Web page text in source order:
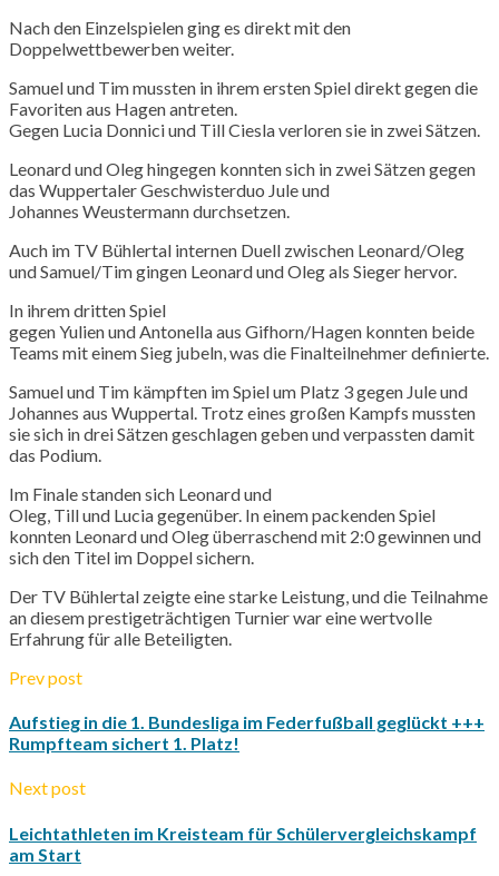
Nach den Einzelspielen ging es direkt mit den
Doppelwettbewerben weiter.
Samuel und Tim mussten in ihrem ersten Spiel direkt gegen die
Favoriten aus Hagen antreten.
Gegen Lucia Donniciund TillCieslaverloren sie in zwei Sätzen.
Leonard und Oleg hingegen konnten sich in zwei Sätzen gegen
das WuppertalerGeschwisterduo Juleund
Johannes Weustermanndurchsetzen.
Auch im TV Bühlertal internen Duell zwischen Leonard/Oleg
und Samuel/Tim gingen Leonard und Oleg als Sieger hervor.
In ihrem dritten Spiel
gegenYulienundAntonellaaus Gifhorn/Hagen konnten beide
Teams mit einem Sieg jubeln, was die Finalteilnehmer definierte.
Samuel und Tim kämpften im Spiel um Platz 3 gegen Juleund
Johannes aus Wuppertal. Trotz eines großen Kampfs mussten
sie sich in drei Sätzen geschlagen geben und verpassten damit
das Podium.
Im Finale standen sich Leonard und
Oleg, Tillund Luciagegenüber. In einem packenden Spiel
konnten Leonard und Oleg überraschend mit 2:0 gewinnen und
sich den Titel im Doppel sichern.
Der TV Bühlertal zeigte eine starke Leistung, und die Teilnahme
an diesem prestigeträchtigen Turnier war eine wertvolle
Erfahrung für alle Beteiligten.
Prev post
Aufstieg in die 1. Bundesliga im Federfußball geglückt +++
Rumpfteam sichert 1. Platz!
Next post
Leichtathleten im Kreisteam für Schülervergleichskampf
am Start